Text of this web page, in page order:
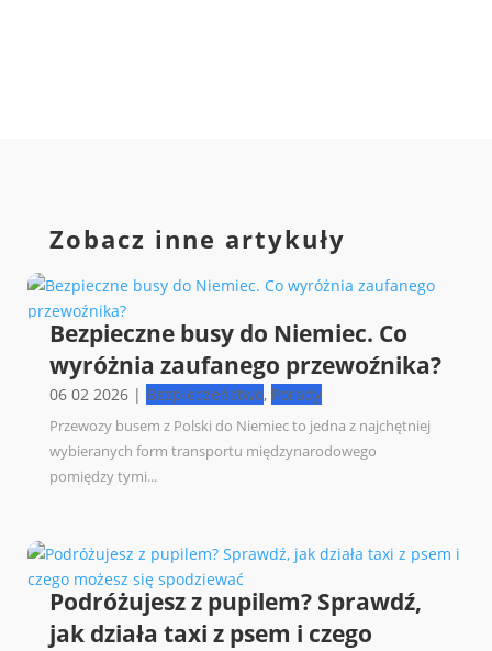
Zobacz inne artykuły
Bezpieczne busy do Niemiec. Co
wyróżnia zaufanego przewoźnika?
06 02 2026| Bezpieczeństwo, Porady
Przewozy busem z Polski do Niemiec to jedna z najchętniej
wybieranych form transportu międzynarodowego
pomiędzy tymi...
Podróżujesz z pupilem? Sprawdź,
jak działa taxi z psem i czego